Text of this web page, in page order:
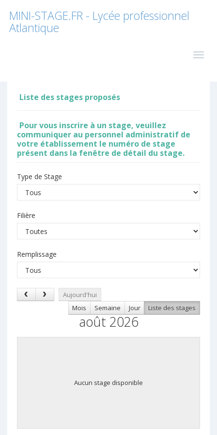
MINI-STAGE.FR - Lycée professionnel
Atlantique
Liste des stages proposés
Pour vous inscrire à un stage, veuillez
communiquer au personnel administratif de
votre établissement le numéro de stage
présent dans la fenêtre de détail du stage.
Type de Stage
Filière
Remplissage
Aujourd'hui
Mois
Semaine Jour Liste des stages
août 2026
Aucun stage disponible